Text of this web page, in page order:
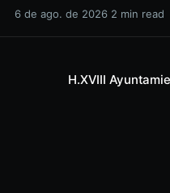
salud y los derechos de
6 de ago. de 2026 2 min read
H.XVIII